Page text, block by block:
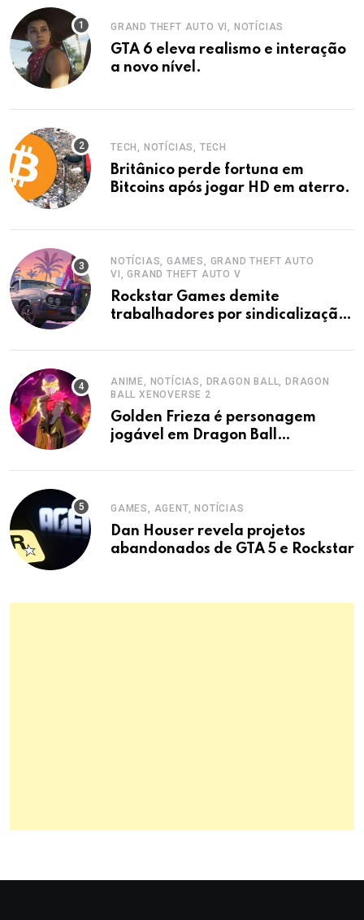
GRAND THEFT AUTO VI, NOTÍCIAS
GTA 6 eleva realismo e interação
a novo nível.
TECH, NOTÍCIAS, TECH
Britânico perde fortuna em
Bitcoins após jogar HD em aterro.
NOTÍCIAS, GAMES, GRAND THEFT AUTO
VI, GRAND THEFT AUTO V
Rockstar Games demite
trabalhadores por sindicalização,
ANIME, NOTÍCIAS, DRAGON BALL, DRAGON
BALL XENOVERSE 2
Golden Frieza é personagem
jogável em Dragon Ball
GAMES, AGENT, NOTÍCIAS
Dan Houser revela projetos
abandonados de GTA 5 e Rockstar